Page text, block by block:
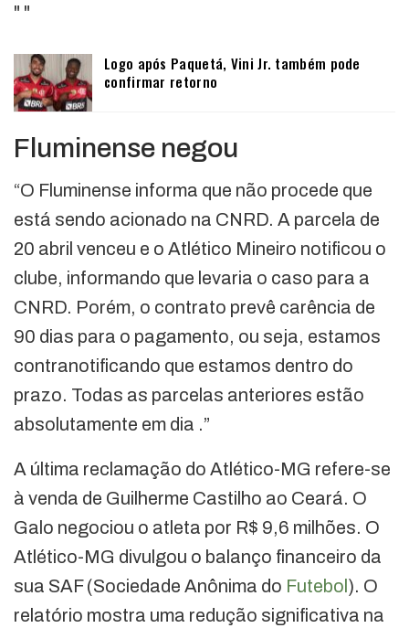
" "
Logo após Paquetá, Vini Jr. também pode
confirmar retorno
Fluminense negou
“O Fluminense informa que não procede que
está sendo acionado na CNRD. A parcela de
20 abril venceu e o Atlético Mineiro notificou o
clube, informando que levaria o caso para a
CNRD. Porém, o contrato prevê carência de
90 dias para o pagamento, ou seja, estamos
contranotificando que estamos dentro do
prazo. Todas as parcelas anteriores estão
absolutamente em dia .”
A última reclamação do Atlético-MG refere-se
à venda de Guilherme Castilho ao Ceará. O
Galo negociou o atleta por R$ 9,6 milhões. O
Atlético-MG divulgou o balanço financeiro da
sua SAF (Sociedade Anônima do Futebol ). O
relatório mostra uma redução significativa na